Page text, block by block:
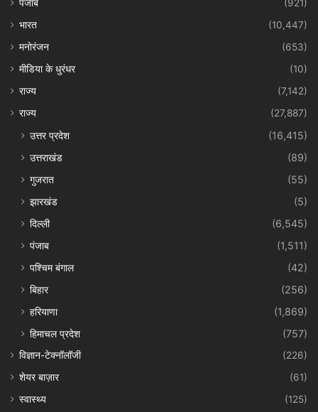
पंजाब
(921)
भारत
(10,447)
मनोरंजन
(653)
मीडिया के धुरंधर
(10)
राज्य
(7,142)
राज्य
(27,887)
उत्तर प्रदेश
(16,415)
उत्तराखंड
(89)
गुजरात
(55)
झारखंड
(5)
दिल्ली
(6,545)
पंजाब
(1,511)
पश्चिम बंगाल
(42)
बिहार
(256)
हरियाणा
(1,869)
हिमाचल प्रदेश
(757)
विज्ञान-टेक्नॉलॉजी
(226)
शेयर बाज़ार
(61)
स्वास्थ्य
(125)